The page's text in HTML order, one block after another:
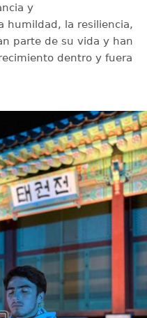
y
humildad, la resiliencia,
parte de su vida y han
dentro y fuera